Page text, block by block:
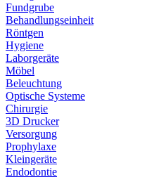
Fundgrube
Behandlungseinheit
Röntgen
Hygiene
Laborgeräte
Möbel
Beleuchtung
Optische Systeme
Chirurgie
3D Drucker
Versorgung
Prophylaxe
Kleingeräte
Endodontie